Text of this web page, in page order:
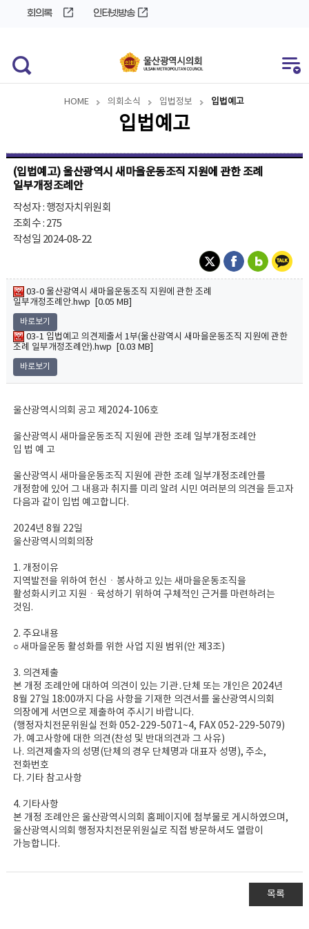
회의록 인터넷방송
HOME 의회소식 입법정보 입법예고
입법예고
(입법예고) 울산광역시 새마을운동조직 지원에 관한 조례
일부개정조례안
작성자 : 행정자치위원회
조회수 : 275
작성일 2024-08-22
03-0 울산광역시 새마을운동조직 지원에 관한 조례
일부개정조례안.hwp [0.05 MB]
바로보기
03-1 입법예고 의견제출서 1부(울산광역시 새마을운동조직 지원에 관한
조례 일부개정조례안).hwp [0.03 MB]
바로보기
울산광역시의회 공고 제2024-106호
울산광역시 새마을운동조직 지원에 관한 조례 일부개정조례안
입 법 예 고
울산광역시 새마을운동조직 지원에 관한 조례 일부개정조례안를
개정함에 있어 그 내용과 취지를 미리 알려 시민 여러분의 의견을 듣고자
다음과 같이 입법 예고합니다.
2024년 8월 22일
울산광역시의회의장
1. 개정이유
지역발전을 위하여 헌신ㆍ봉사하고 있는 새마을운동조직을
활성화시키고 지원ㆍ육성하기 위하여 구체적인 근거를 마련하려는
것임.
2. 주요내용
○ 새마을운동 활성화를 위한 사업 지원 범위(안 제3조)
3. 의견제출
본 개정 조례안에 대하여 의견이 있는 기관․단체 또는 개인은 2024년
8월 27일 18:00까지 다음 사항을 기재한 의견서를 울산광역시의회
의장에게 서면으로 제출하여 주시기 바랍니다.
(행정자치전문위원실 전화 052-229-5071~4, FAX 052-229-5079)
가. 예고사항에 대한 의견(찬성 및 반대의견과 그 사유)
나. 의견제출자의 성명(단체의 경우 단체명과 대표자 성명), 주소,
전화번호
다. 기타 참고사항
4. 기타사항
본 개정 조례안은 울산광역시의회 홈페이지에 첨부물로 게시하였으며,
울산광역시의회 행정자치전문위원실로 직접 방문하셔도 열람이
가능합니다.
목록